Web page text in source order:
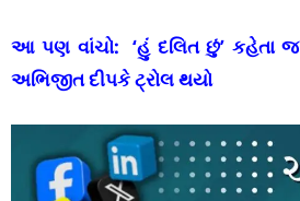
આ પણ વાંચો:‘હું દલિત છું’ કહેતા જ
અભિજીત દીપકે ટ્રોલ થયો